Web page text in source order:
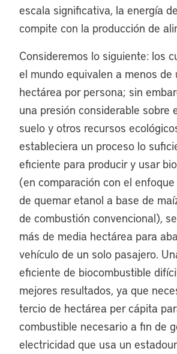
escala significativa, la energía
compite con la producción de
Consideremos lo siguiente: los
el mundo equivalen a menos de
hectárea por persona; sin
una presión considerable sobre
suelo y otros recursos
estableciera un proceso lo
eficiente para producir y usar
(en comparación con el enfoque
de quemar etanol a base de
de combustión convencional),
más de media hectárea para
vehículo de un solo pasajero.
eficiente de biocombustible
mejores resultados, ya que
tercio de hectárea per cápita
combustible necesario a fin de
electricidad que usa un